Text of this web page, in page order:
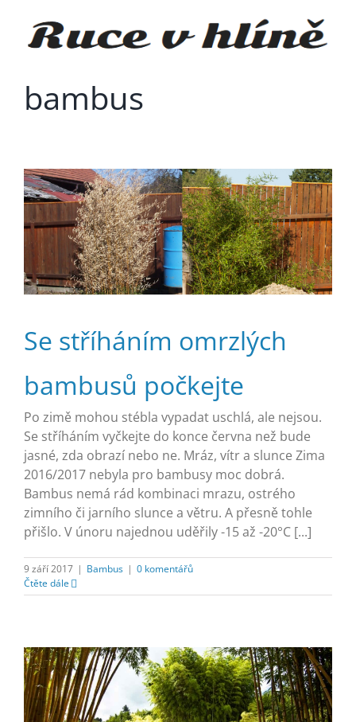
obsah
bambus
Se stříháním omrzlých
bambusů počkejte
Po zimě mohou stébla vypadat uschlá, ale nejsou.
Se stříháním vyčkejte do konce června než bude
jasné, zda obrazí nebo ne. Mráz, vítr a slunce Zima
2016/2017 nebyla pro bambusy moc dobrá.
Bambus nemá rád kombinaci mrazu, ostrého
zimního či jarního slunce a větru. A přesně tohle
přišlo. V únoru najednou uděřily -15 až -20°C [...]
9 září 2017 | Bambus | 0 komentářů
Čtěte dále